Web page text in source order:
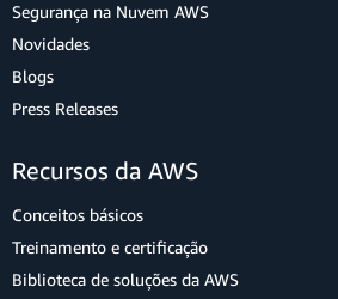
Segurança na Nuvem AWS
Novidades
Blogs
Press Releases
Recursos da AWS
Conceitos básicos
Treinamento e certificação
Biblioteca de soluções da AWS